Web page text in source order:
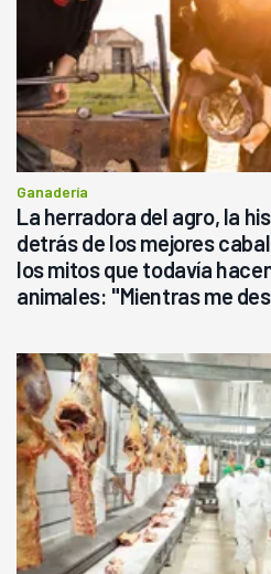
Ganadería
La herradora del agro, la
detrás de los mejores
los mitos que todavía
animales: "Mientras me